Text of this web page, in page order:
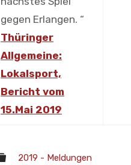
gegen Erlangen. “
Thüringer
Allgemeine:
Lokalsport,
Bericht vom
15.Mai 2019
2019 - Meldungen